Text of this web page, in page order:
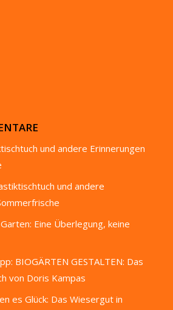
und andere Erinnerungen
und andere
Eine Überlegung, keine
BIOGÄRTEN GESTALTEN: Das
von Doris Kampas
es Glück: Das Wiesergut in